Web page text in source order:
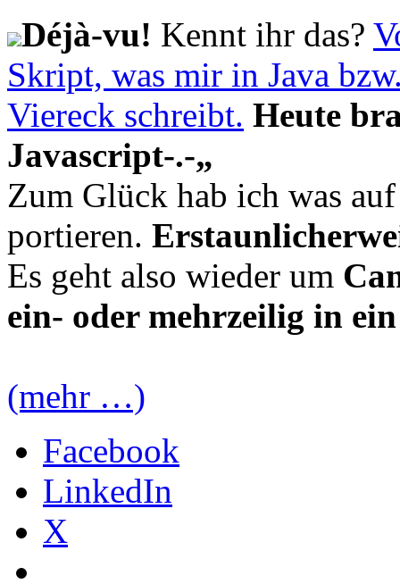
Déjà-vu! Kennt ihr das?
Skript, was mir in Java
Viereck schreibt. Heute
Javascript-.-„
Zum Glück hab ich was
portieren.
Es geht also wieder um
ein- oder mehrzeilig in
(mehr …)
Facebook
LinkedIn
X